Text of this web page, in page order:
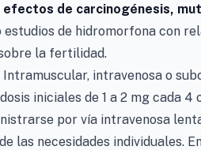
efectos de carcinogénesis,
estudios de hidromorfona con
la fertilidad.
Intramuscular, intravenosa o
iniciales de 1 a 2 mg cada
por vía intravenosa
las necesidades individuales.